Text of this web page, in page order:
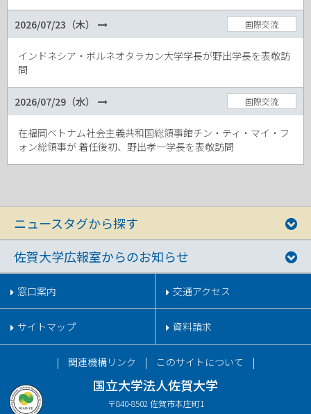
2026/07/23（木）
インドネシア・ボルネオタラカン大学学長が野出学長を表敬訪
問
国際交流
2026/07/29（水）
在福岡ベトナム社会主義共和国総領事館チン・ティ・マイ・フ
ォン総領事が 着任後初、野出孝一学長を表敬訪問
国際交流
ニュースタグから探す
佐賀大学広報室からのお知らせ
窓口案内 交通アクセス
サイトマップ 資料請求
国立大学法人佐賀大学
〒840-8502 佐賀市本庄町1
関連機構リンク このサイトについて